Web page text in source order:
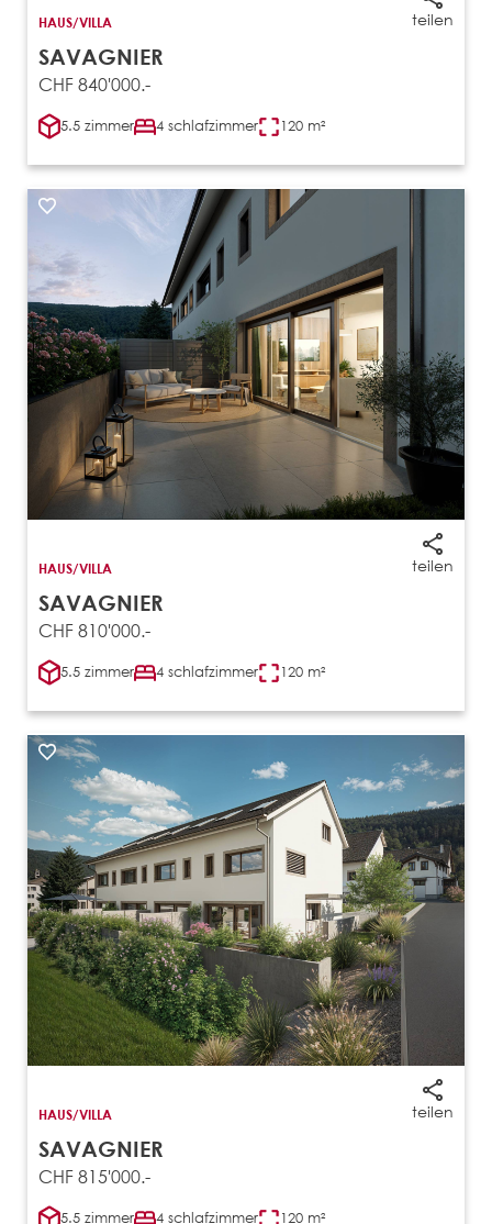
teilen
HAUS/VILLA
SAVAGNIER
CHF 840'000.-
5.5 zimmer 4 schlafzimmer 120 m²
teilen
HAUS/VILLA
SAVAGNIER
CHF 810'000.-
5.5 zimmer 4 schlafzimmer 120 m²
teilen
HAUS/VILLA
SAVAGNIER
CHF 815'000.-
5.5 zimmer 4 schlafzimmer 120 m²